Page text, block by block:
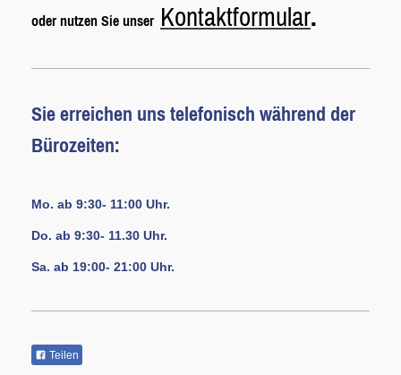
oder nutzen Sie unser Kontaktformular.
Sie erreichen uns telefonisch während der
Bürozeiten:
Mo. ab 9:30- 11:00 Uhr.
Do. ab 9:30- 11.30 Uhr.
Sa. ab 19:00- 21:00 Uhr.
Teilen